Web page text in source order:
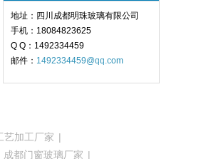
地址：四川成都明珠玻璃有限公司
手机：18084823625
Q Q：1492334459
邮件： 1492334459@qq.com
艺加工厂家 |
成都门窗玻璃厂家 |